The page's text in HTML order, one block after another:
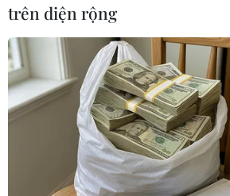
ảnh hưởng của Evergrande]
Ông Art Hogan, chiến lược gia
ty môi giới đầu tư National
đánh giá có vẻ như thị trường
rằng Evergrande sẽ không
của một cuộc khủng hoảng tài
giới đầu tư đã phần nào bớt
trên diện rộng